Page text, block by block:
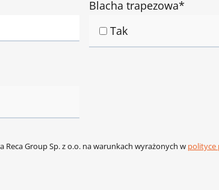
Blacha trapezowa*
Tak
Group Sp. z o.o. na warunkach wyrażonych w polityce